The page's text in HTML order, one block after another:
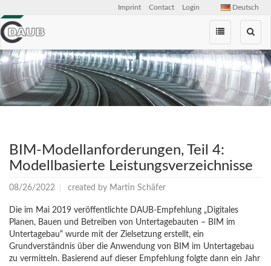
Skip
navigation
Deutsch
Imprint Contact Login
BIM-Modellanforderungen, Teil 4:
Modellbasierte Leistungsverzeichnisse
08/26/2022 created by Martin Schäfer
Die im Mai 2019 veröffentlichte DAUB-Empfehlung „Digitales
Planen, Bauen und Betreiben von Untertagebauten – BIM im
Untertagebau“ wurde mit der Zielsetzung erstellt, ein
Grundverständnis über die Anwendung von BIM im Untertagebau
zu vermitteln. Basierend auf dieser Empfehlung folgte dann ein Jahr